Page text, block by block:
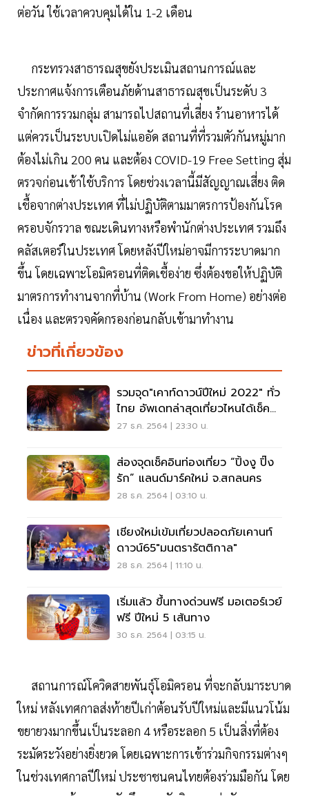
ต่อวัน ใช้เวลาควบคุมได้ใน 1-2 เดือน
กระทรวงสาธารณสุขยังประเมินสถานการณ์และ
ประกาศแจ้งการเตือนภัยด้านสาธารณสุขเป็นระดับ 3
จำกัดการรวมกลุ่ม สามารถไปสถานที่เสี่ยง ร้านอาหารได้
แต่ควรเป็นระบบเปิดไม่แออัด สถานที่ที่รวมตัวกันหมู่มาก
ต้องไม่เกิน 200 คน และต้อง COVID-19 Free Setting สุ่ม
ตรวจก่อนเข้าใช้บริการ โดยช่วงเวลานี้มีสัญญาณเสี่ยง ติด
เชื้อจากต่างประเทศ ที่ไม่ปฏิบัติตามมาตรการป้องกันโรค
ครอบจักรวาล ขณะเดินทางหรือพำนักต่างประเทศ รวมถึง
คลัสเตอร์ในประเทศ โดยหลังปีใหม่อาจมีการระบาดมาก
ขึ้น โดยเฉพาะโอมิครอนที่ติดเชื้อง่าย ซึ่งต้องขอให้ปฏิบัติ
มาตรการทำงานจากที่บ้าน (Work From Home) อย่างต่อ
เนื่อง และตรวจคัดกรองก่อนกลับเข้ามาทำงาน
ข่าวที่เกี่ยวข้อง
รวมจุด"เคาท์ดาวน์ปีใหม่ 2022" ทั่ว
ไทย อัพเดทล่าสุดเที่ยวไหนได้เช็คที่
นี่
27 ธ.ค. 2564 | 23:30 น.
ส่องจุดเช็คอินท่องเที่ยว “ปิ้งงู ปิ๊ง
รัก” แลนด์มาร์คใหม่ จ.สกลนคร
28 ธ.ค. 2564 | 03:10 น.
เชียงใหม่เข้มเที่ยวปลอดภัยเคานท์
ดาวน์65"มนตรารัตติกาล"
28 ธ.ค. 2564 | 11:10 น.
เริ่มแล้ว ขึ้นทางด่วนฟรี มอเตอร์เวย์
ฟรี ปีใหม่ 5 เส้นทาง
30 ธ.ค. 2564 | 03:15 น.
สถานการณ์โควิดสายพันธุ์โอมิครอน ที่จะกลับมาระบาด
ใหม่ หลังเทศกาลส่งท้ายปีเก่าต้อนรับปีใหม่และมีแนวโน้ม
ขยายวงมากขึ้นเป็นระลอก 4 หรือระลอก 5 เป็นสิ่งที่ต้อง
ระมัดระวังอย่างยิ่งยวด โดยเฉพาะการเข้าร่วมกิจกรรมต่างๆ
ในช่วงเทศกาลปีใหม่ ประชาชนคนไทยต้องร่วมมือกัน โดย